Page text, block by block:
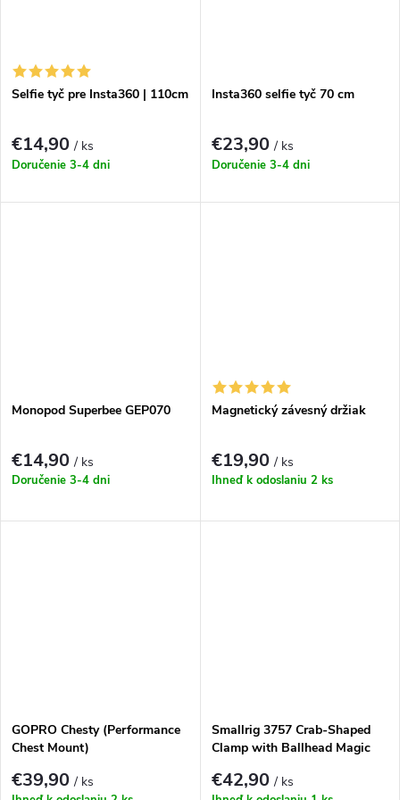
Selfie tyč pre Insta360 | 110cm
€14,90/ ks
Doručenie 3-4 dni
Insta360 selfie tyč 70 cm
€23,90/ ks
Doručenie 3-4 dni
Monopod Superbee GEP070
€14,90/ ks
Doručenie 3-4 dni
Magnetický závesný držiak
€19,90/ ks
Ihneď k odoslaniu 2 ks
GOPRO Chesty (Performance
Chest Mount)
€39,90/ ks
Smallrig 3757 Crab-Shaped
Clamp with Ballhead Magic
€42,90/ ks